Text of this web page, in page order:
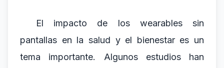
El impacto de los wearables sin
pantallas en la salud y el bienestar es un
tema importante. Algunos estudios han